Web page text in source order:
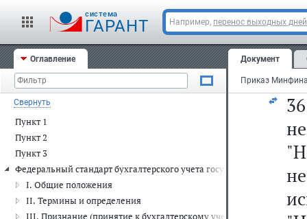
cистема
ГАРАНТ Например, перенос выходных дней
Оглавление
Свернуть
Пункт 1
Пункт 2
Пункт 3
Федеральный стандарт бухгалтерского учета государственных
I. Общие положения
II. Термины и определения
III. Признание (принятие к бухгалтерскому учету) объектов
Документ